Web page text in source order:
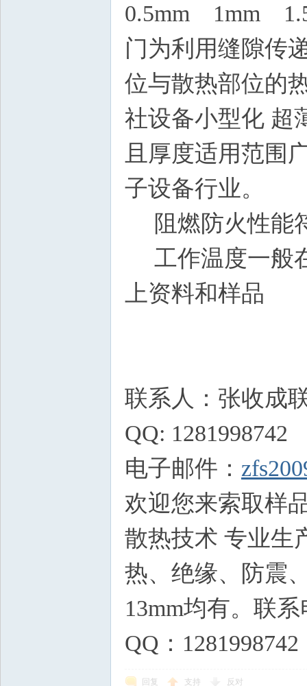
0.5mm 1mm
门为利用缝隙传
位与散热部位的
社设备小型化 超
且厚度适用范围
子设备行业。
阻燃防火性能
工作温度一般
上资料和样品
联系人：张收成
QQ: 1281998742
电子邮件：
欢迎您来索取样
散热技术 专业生
热、绝缘、防震
13mm均有。联
QQ：1281998742
回复 支持 反对